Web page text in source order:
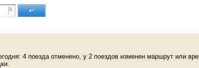
↵
4 поезда отменено, у 2 поездов изменен маршрут или